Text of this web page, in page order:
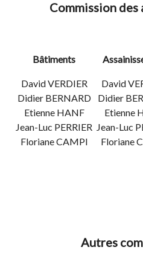
Commission
Bâtiments
David VERDIER
Didier BERNARD
Etienne HANF
Jean-Luc PERRIER
Floriane CAMPI
David
Didier
Etienne
Jean-Luc
Floriane
Autres